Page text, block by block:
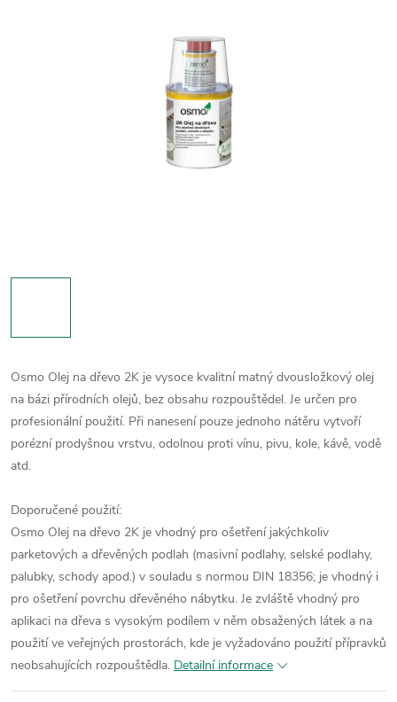
Osmo Olej na dřevo 2K je vysoce kvalitní matný dvousložkový olej
na bázi přírodních olejů, bez obsahu rozpouštědel. Je určen pro
profesionální použití. Při nanesení pouze jednoho nátěru vytvoří
porézní prodyšnou vrstvu, odolnou proti vínu, pivu, kole, kávě, vodě
atd.
Doporučené použití:
Osmo Olej na dřevo 2K je vhodný pro ošetření jakýchkoliv
parketových a dřevěných podlah (masivní podlahy, selské podlahy,
palubky, schody apod.) v souladu s normou DIN 18356; je vhodný i
pro ošetření povrchu dřevěného nábytku. Je zvláště vhodný pro
aplikaci na dřeva s vysokým podílem v něm obsažených látek a na
použití ve veřejných prostorách, kde je vyžadováno použití přípravků
neobsahujících rozpouštědla. Detailní informace